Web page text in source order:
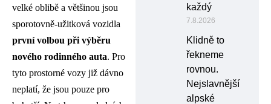
velké oblibě a většinou jsou
sporotovně-užitková vozidla
první volbou při výběru
nového rodinného auta. Pro
tyto prostorné vozy již dávno
neplatí, že jsou pouze pro
každý
7.8.2026
Klidně to
řekneme
rovnou.
Nejslavnější
alpské